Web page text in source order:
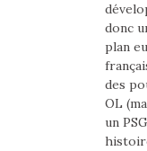
donc
plan
des
OL
un